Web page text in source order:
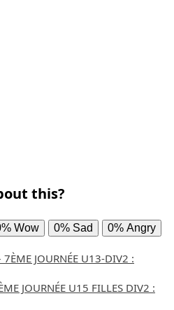
this?
Wow 0% Sad 0% Angry
JOURNÉE U13-DIV2 :
JOURNÉE U15 FILLES DIV2 :